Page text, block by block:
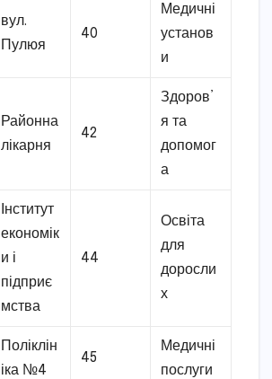
вул.
Пулюя
40
Медичні
установ
и
Районна
лікарня
42
Здоров’
я та
допомог
а
Інститут
економік
и і
підприє
мства
44
Освіта
для
доросли
х
Поліклін
іка №4
45
Медичні
послуги